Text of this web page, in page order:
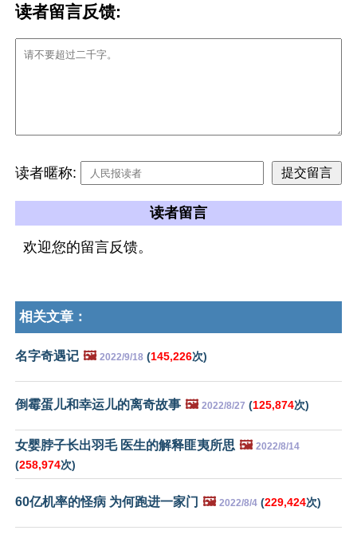
读者留言反馈:
读者暱称:
读者留言
欢迎您的留言反馈。
相关文章：
名字奇遇记 🖼️ 2022/9/18 (145,226次)
倒霉蛋儿和幸运儿的离奇故事 🖼️ 2022/8/27 (125,874次)
女婴脖子长出羽毛 医生的解释匪夷所思 🖼️ 2022/8/14
(258,974次)
60亿机率的怪病 为何跑进一家门 🖼️ 2022/8/4 (229,424次)